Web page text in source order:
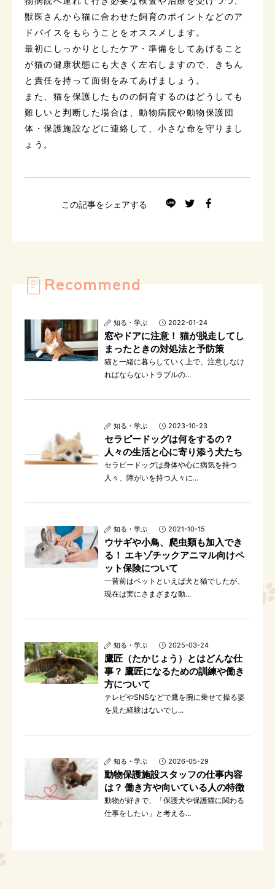
獣医さんから猫に合わせた飼育のポイントなどのア
ドバイスをもらうことをオススメします。
最初にしっかりとしたケア・準備をしてあげること
が猫の健康状態にも大きく左右しますので、きちん
と責任を持って面倒をみてあげましょう。
また、猫を保護したものの飼育するのはどうしても
難しいと判断した場合は、動物病院や動物保護団
体・保護施設などに連絡して、小さな命を守りまし
ょう。
この記事をシェアする
知る・学ぶ 2022-01-24
窓やドアに注意！ 猫が脱走してし
まったときの対処法と予防策
猫と一緒に暮らしていく上で、注意しなけ
ればならないトラブルの...
知る・学ぶ 2023-10-23
セラピードッグは何をするの？
人々の生活と心に寄り添う犬たち
セラピードッグは身体や心に病気を持つ
人々、障がいを持つ人々に...
知る・学ぶ 2021-10-15
ウサギや小鳥、爬虫類も加入でき
る！ エキゾチックアニマル向けペ
ット保険について
一昔前はペットといえば犬と猫でしたが、
現在は実にさまざまな動...
知る・学ぶ 2025-03-24
鷹匠（たかじょう）とはどんな仕
事？ 鷹匠になるための訓練や働き
方について
テレビやSNSなどで鷹を腕に乗せて操る姿
を見た経験はないでし...
知る・学ぶ 2026-05-29
動物保護施設スタッフの仕事内容
は？ 働き方や向いている人の特徴
動物が好きで、「保護犬や保護猫に関わる
仕事をしたい」と考える...
Recommend